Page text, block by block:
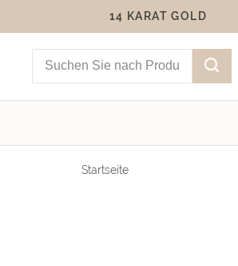
14 KARAT GOLD
Startseite